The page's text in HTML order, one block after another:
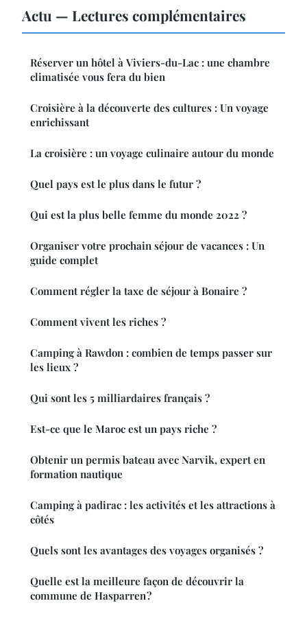
Actu — Lectures complémentaires
Réserver un hôtel à Viviers-du-Lac : une chambre
climatisée vous fera du bien
Croisière à la découverte des cultures : Un voyage
enrichissant
La croisière : un voyage culinaire autour du monde
Quel pays est le plus dans le futur ?
Qui est la plus belle femme du monde 2022 ?
Organiser votre prochain séjour de vacances : Un
guide complet
Comment régler la taxe de séjour à Bonaire ?
Comment vivent les riches ?
Camping à Rawdon : combien de temps passer sur
les lieux ?
Qui sont les 5 milliardaires français ?
Est-ce que le Maroc est un pays riche ?
Obtenir un permis bateau avec Narvik, expert en
formation nautique
Camping à padirac : les activités et les attractions à
côtés
Quels sont les avantages des voyages organisés ?
Quelle est la meilleure façon de découvrir la
commune de Hasparren ?